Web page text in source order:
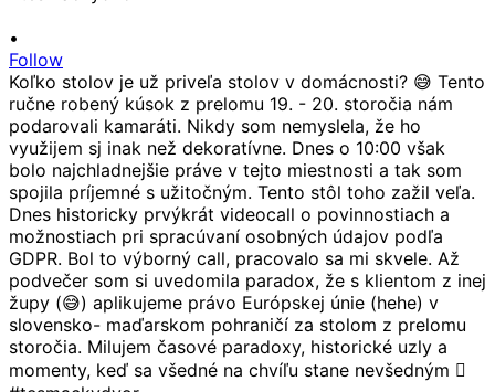
•
Follow
Koľko stolov je už priveľa stolov v domácnosti? 😅 Tento
ručne robený kúsok z prelomu 19. - 20. storočia nám
podarovali kamaráti. Nikdy som nemyslela, že ho
využijem sj inak než dekoratívne. Dnes o 10:00 však
bolo najchladnejšie práve v tejto miestnosti a tak som
spojila príjemné s užitočným. Tento stôl toho zažil veľa.
Dnes historicky prvýkrát videocall o povinnostiach a
možnostiach pri spracúvaní osobných údajov podľa
GDPR. Bol to výborný call, pracovalo sa mi skvele. Až
podvečer som si uvedomila paradox, že s klientom z inej
župy (😅) aplikujeme právo Európskej únie (hehe) v
slovensko- maďarskom pohraničí za stolom z prelomu
storočia. Milujem časové paradoxy, historické uzly a
momenty, keď sa všedné na chvíľu stane nevšedným 🫯